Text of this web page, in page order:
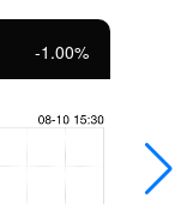
-1.00%